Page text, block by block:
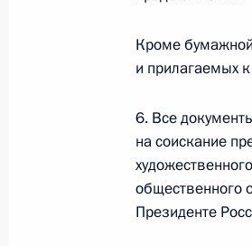
15 мая 2019
15 мая 2019 года,
Кроме
и прилагаемых
6. Все
на соискание
общественного
Президенте